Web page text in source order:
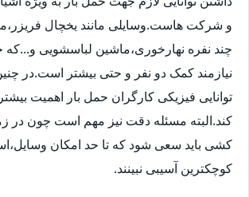
و شرکت هاست.وسایلی مانند یخچال
چند نفره نهارخوری،ماشین لباسشویی و...که
نیازمند کمک دو نفر و حتی بیشتر است.در
توانایی فیزیکی کارگران حمل بار اهمیت
کند.البته مسئله دقت نیز مهم است چون در
کشی باید سعی شود که تا حد امکان
کوچکترین آسیبی نبینند.